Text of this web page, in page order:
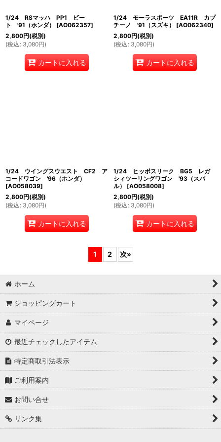
1/24 RSマッハ PP1 ビー
ト '91（ホンダ）
[AO062357]
2,800円(税別)
(税込 : 3,080円)
カートに入れる
1/24 モーラスポーツ EA11R カプ
チーノ '91（スズキ）
[AO062340]
2,800円(税別)
(税込 : 3,080円)
カートに入れる
1/24 ウイングスウエスト CF2 ア
コードワゴン '96（ホンダ）
[AO058039]
2,800円(税別)
(税込 : 3,080円)
カートに入れる
1/24 ヒッポスリーク BG5 レガ
シィツーリングワゴン '93（スバ
ル）
[AO058008]
2,800円(税別)
(税込 : 3,080円)
カートに入れる
1 2 次»
ホーム
ショッピングカート
マイページ
最近チェックしたアイテム
特定商取引法表示
ご利用案内
お問い合せ
リンク集